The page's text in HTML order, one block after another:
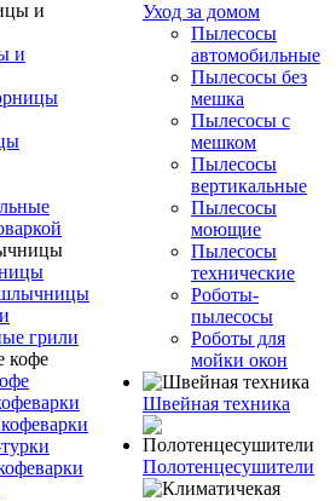
и
грили
Уход за домом
Пылесосы
автомобильные
Пылесосы без
мешка
Пылесосы с
мешком
Пылесосы
вертикальные
Пылесосы
моющие
Пылесосы
технические
Роботы-
пылесосы
Роботы для
мойки окон
Швейная техника
Полотенцесушители